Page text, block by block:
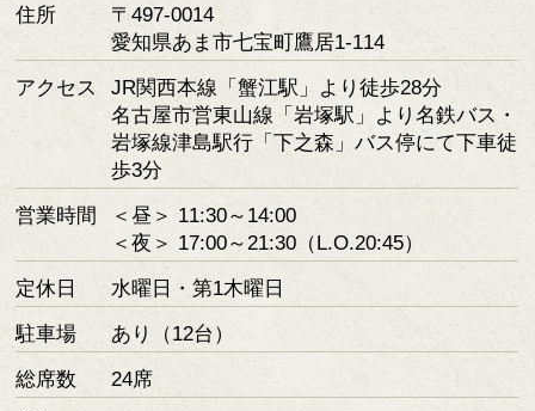
住所
〒497-0014
愛知県あま市七宝町鷹居1-114
アクセス
JR関西本線「蟹江駅」より徒歩28分
名古屋市営東山線「岩塚駅」より名鉄バス・
岩塚線津島駅行「下之森」バス停にて下車徒
歩3分
営業時間
＜昼＞ 11:30～14:00
＜夜＞ 17:00～21:30（L.O.20:45）
定休日
水曜日・第1木曜日
駐車場
あり（12台）
総席数
24席